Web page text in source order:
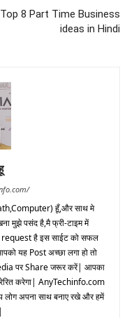
Top 8 Part Time Business
ideas in Hindi
हूँ,और साथ मे
मुझे पसंद है,मै फ्री-टाइम में
request है इस साईट को सफल
यह Post अच्छा लगा हो तो
पर Share जरूर करें| आपका
करेगा| AnyTechinfo.com
अपना साथ बनाए रखे और हमें